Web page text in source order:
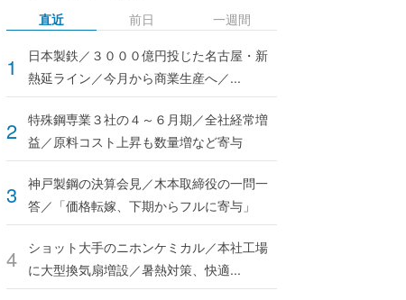
直近
日本製鉄／３０００億円投じた名古屋・新
熱延ライン／今月から商業生産へ／...
特殊鋼専業３社の４～６月期／全社経常増
益／原料コスト上昇も数量増など寄与
神戸製鋼の決算会見／木本取締役の一問一
答／「価格転嫁、下期からフルに寄与」
ショット大手のニホンケミカル／本社工場
に大型換気扇増設／暑熱対策、快適...
前日 一週間